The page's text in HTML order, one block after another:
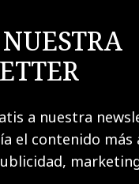
a nuestra
el contenido más